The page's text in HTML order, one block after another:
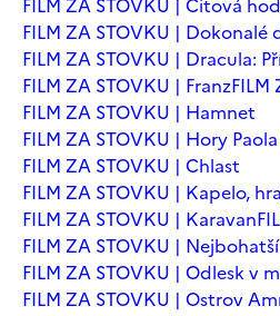
FILM ZA STOVKU | Dokonalé
FILM ZA STOVKU | Dracula:
FILM ZA STOVKU | FranzFILM
FILM ZA STOVKU | Hamnet
FILM ZA STOVKU | Hory
FILM ZA STOVKU | Chlast
FILM ZA STOVKU | Kapelo,
FILM ZA STOVKU | Karavan
FILM ZA STOVKU |
FILM ZA STOVKU | Odlesk v
FILM ZA STOVKU | Ostrov